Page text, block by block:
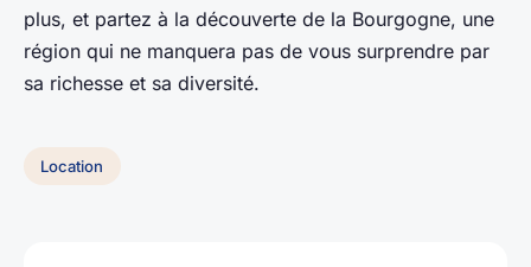
plus, et partez à la découverte de la Bourgogne, une
région qui ne manquera pas de vous surprendre par
sa richesse et sa diversité.
Location